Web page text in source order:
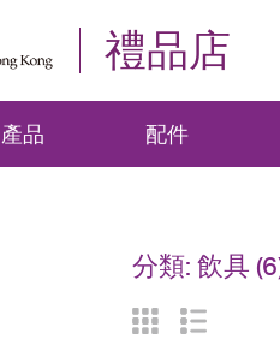
禮品店
品 配件
分類: 飲具